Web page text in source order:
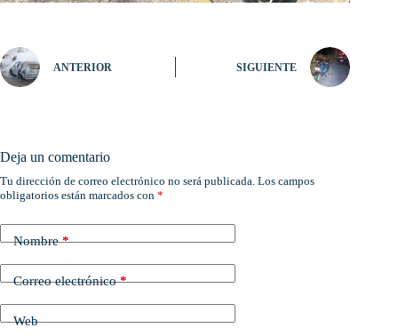
ANTERIOR SIGUIENTE
Deja un comentario
Tu dirección de correo electrónico no será publicada. Los campos
obligatorios están marcados con *
Nombre*
Correo electrónico*
Web